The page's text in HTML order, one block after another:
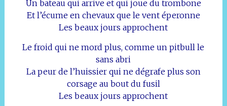
Un bateau qui arrive et qui joue du trombone
Et l’écume en chevaux que le vent éperonne
Les beaux jours approchent
Le froid qui ne mord plus, comme un pitbull le
sans abri
La peur de l’huissier qui ne dégrafe plus son
corsage au bout du fusil
Les beaux jours approchent